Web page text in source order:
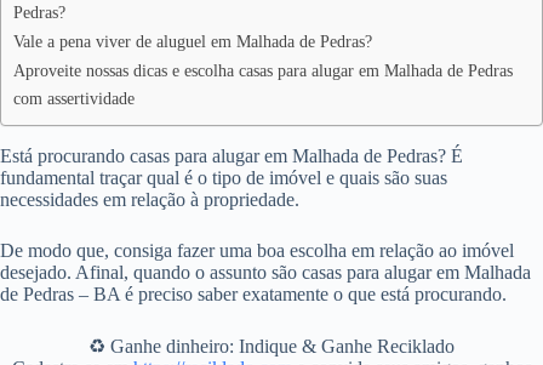
Pedras?
Vale a pena viver de aluguel em Malhada de Pedras?
Aproveite nossas dicas e escolha casas para alugar em Malhada de Pedras
com assertividade
Está procurando casas para alugar em Malhada de Pedras? É
fundamental traçar qual é o tipo de imóvel e quais são suas
necessidades em relação à propriedade.
De modo que, consiga fazer uma boa escolha em relação ao imóvel
desejado. Afinal, quando o assunto são casas para alugar em Malhada
de Pedras – BA é preciso saber exatamente o que está procurando.
♻️ Ganhe dinheiro: Indique & Ganhe Reciklado